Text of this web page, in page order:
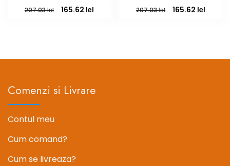
207.03lei
Prețul
165.62 leiPrețul
207.03lei
Prețul
165.62 lei
Comenzi si Livrare
Contul meu
Cum comand?
Cum se livreaza?